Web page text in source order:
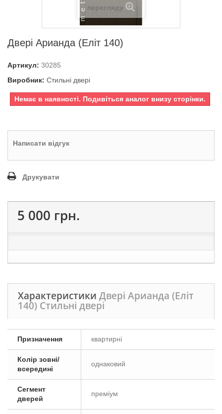
перегляду
Двері Арианда (Еліт 140)
Артикул: 30285
Виробник: Стильні двері
Немає в наявності. Подивіться аналог внизу сторінки.
Написати відгук
Друкувати
5 000 грн.
Характеристики Двері Арианда (Еліт
140) Стильні двері
Призначення квартирні
Колір зовні/
всередині
однаковий
Сегмент
дверей
преміум